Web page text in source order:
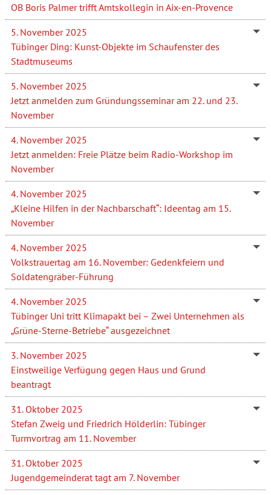
OB Boris Palmer trifft Amtskollegin in Aix-en-Provence
5. November 2025
Tübinger Ding: Kunst-Objekte im Schaufenster des
Stadtmuseums
5. November 2025
Jetzt anmelden zum Gründungsseminar am 22. und 23.
November
4. November 2025
Jetzt anmelden: Freie Plätze beim Radio-Workshop im
November
4. November 2025
„Kleine Hilfen in der Nachbarschaft“: Ideentag am 15.
November
4. November 2025
Volkstrauertag am 16. November: Gedenkfeiern und
Soldatengräber-Führung
4. November 2025
Tübinger Uni tritt Klimapakt bei – Zwei Unternehmen als
„Grüne-Sterne-Betriebe“ ausgezeichnet
3. November 2025
Einstweilige Verfügung gegen Haus und Grund
beantragt
31. Oktober 2025
Stefan Zweig und Friedrich Hölderlin: Tübinger
Turmvortrag am 11. November
31. Oktober 2025
Jugendgemeinderat tagt am 7. November